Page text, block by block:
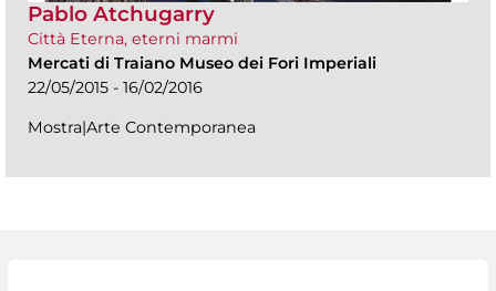
Pablo Atchugarry
Città Eterna, eterni marmi
Mercati di Traiano Museo dei Fori Imperiali
22/05/2015 - 16/02/2016
Mostra|Arte Contemporanea